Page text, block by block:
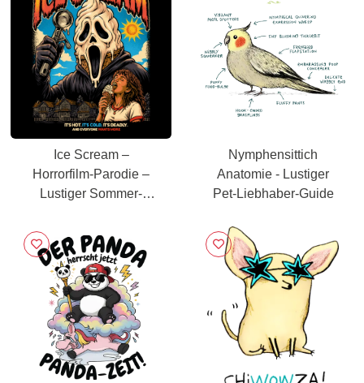
Ice Scream –
Horrorfilm-Parodie –
Lustiger Sommer-
Nymphensittich
Anatomie - Lustiger
Pet-Liebhaber-Guide